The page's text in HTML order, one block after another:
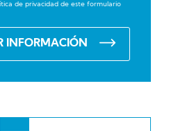
de privacidad de este formulario